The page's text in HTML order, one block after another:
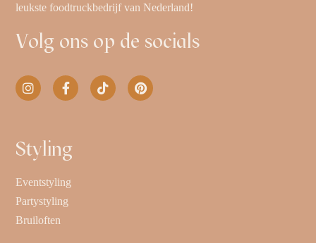
leukste foodtruckbedrijf van Nederland!
Volg ons op de socials
Styling
Eventstyling
Partystyling
Bruiloften